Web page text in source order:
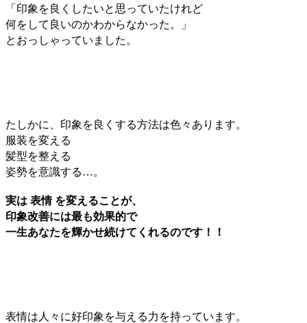
「印象を良くしたいと思っていたけれど
何をして良いのかわからなかった。」
とおっしゃっていました。
たしかに、印象を良くする方法は色々あります。
服装を変える
髪型を整える
姿勢を意識する…。
実は 表情 を変えることが、
印象改善には最も効果的で
一生あなたを輝かせ続けてくれるのです！！
表情は人々に好印象を与える力を持っています。